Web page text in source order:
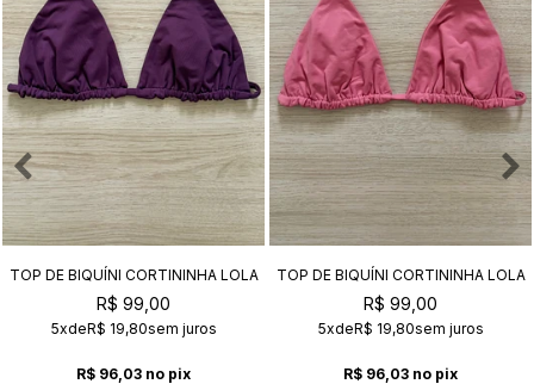
TOP DE BIQUÍNI CORTININHA LOLA
AMETISTA
R$ 99,00
5xdeR$ 19,80sem juros
R$ 96,03 no pix
TOP DE BIQUÍNI CORTININHA LOLA
CHICLETE
R$ 99,00
5xdeR$ 19,80sem juros
R$ 96,03 no pix